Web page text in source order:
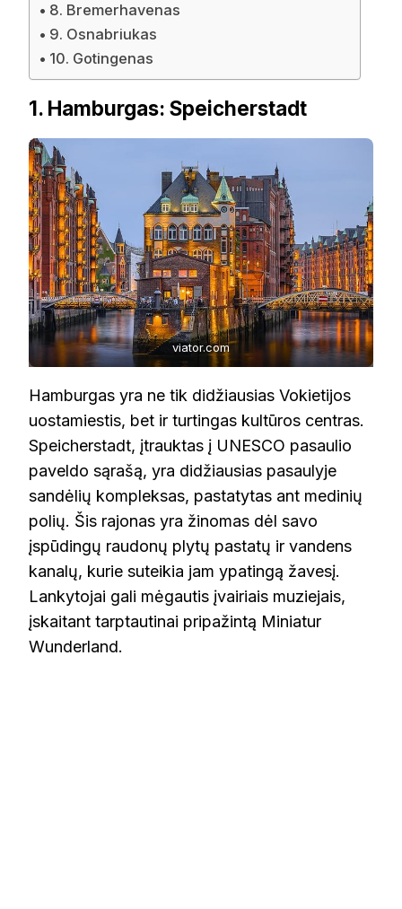
8. Bremerhavenas
9. Osnabriukas
10. Gotingenas
1. Hamburgas: Speicherstadt
viator.com
Hamburgas yra ne tik didžiausias Vokietijos
uostamiestis, bet ir turtingas kultūros centras.
Speicherstadt, įtrauktas į UNESCO pasaulio
paveldo sąrašą, yra didžiausias pasaulyje
sandėlių kompleksas, pastatytas ant medinių
polių. Šis rajonas yra žinomas dėl savo
įspūdingų raudonų plytų pastatų ir vandens
kanalų, kurie suteikia jam ypatingą žavesį.
Lankytojai gali mėgautis įvairiais muziejais,
įskaitant tarptautinai pripažintą Miniatur
Wunderland.